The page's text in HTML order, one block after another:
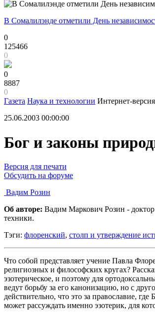
В Сомалилэнде отметили День
0
125466
0
0
8887
0
Газета Наука и технологии Интернет-версия
25.06.2003 00:00:00
Бог и законы
Версия для печати
Обсудить на форуме
Вадим Розин
Об авторе: Вадим Маркович Розин -
техники.
Тэги: флоренский, столп и утверждение
Что собой представляет учение Павла
религиозных и философских кругах?
эзотерическое, и поэтому для
ведут борьбу за его канонизацию, но с
действительно, что это за православие,
может рассуждать именно эзотерик, для